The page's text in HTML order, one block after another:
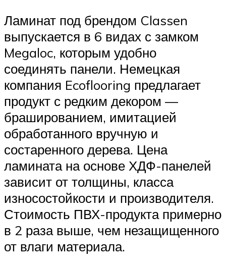
Ламинат под брендом Classen
выпускается в 6 видах с замком
Megaloc, которым удобно
соединять панели. Немецкая
компания Ecoflooring предлагает
продукт с редким декором —
брашированием, имитацией
обработанного вручную и
состаренного дерева. Цена
ламината на основе ХДФ-панелей
зависит от толщины, класса
износостойкости и производителя.
Стоимость ПВХ-продукта примерно
в 2 раза выше, чем незащищенного
от влаги материала.